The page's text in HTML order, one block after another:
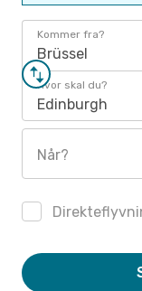
Kommer fra?
Brüssel
Hvor skal du?
Edinburgh
Når?